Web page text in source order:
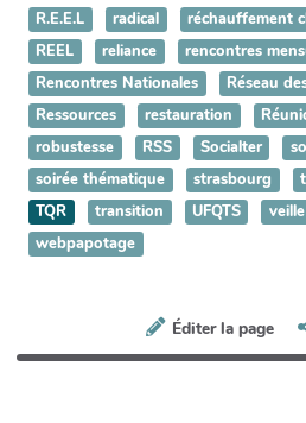
R.E.E.L
radical réchauffement
REEL
reliance
rencontres
Rencontres Nationales
Réseau
Ressources
restauration
robustesse
RSS Socialter
soirée thématique
strasbourg
TQR
transition UFQTS veille
webpapotage
Éditer la page